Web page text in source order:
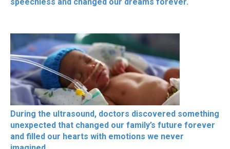
During the ultrasound, doctors discovered something
unexpected that changed our family’s future forever
and filled our hearts with emotions we never